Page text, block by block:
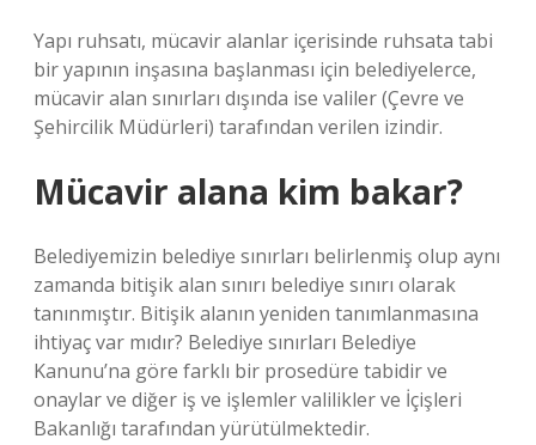
Yapı ruhsatı, mücavir alanlar içerisinde ruhsata tabi
bir yapının inşasına başlanması için belediyelerce,
mücavir alan sınırları dışında ise valiler (Çevre ve
Şehircilik Müdürleri) tarafından verilen izindir.
Mücavir alana kim bakar?
Belediyemizin belediye sınırları belirlenmiş olup aynı
zamanda bitişik alan sınırı belediye sınırı olarak
tanınmıştır. Bitişik alanın yeniden tanımlanmasına
ihtiyaç var mıdır? Belediye sınırları Belediye
Kanunu’na göre farklı bir prosedüre tabidir ve
onaylar ve diğer iş ve işlemler valilikler ve İçişleri
Bakanlığı tarafından yürütülmektedir.